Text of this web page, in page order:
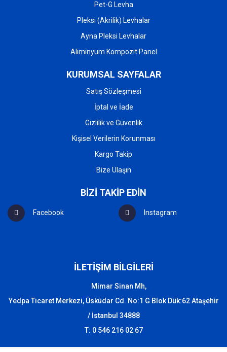
Gönder
Pet-G Levha
Pleksi (Akrilik) Levhalar
Ayna Pleksi Levhalar
Aliminyum Kompozit Panel
KURUMSAL SAYFALAR
Satış Sözleşmesi
İptal ve İade
Gizlilik ve Güvenlik
Kişisel Verilerin Korunması
Kargo Takip
Bize Ulaşın
BİZİ TAKİP EDİN
Facebook Instagram
İLETİŞİM BİLGİLERİ
Mimar Sinan Mh,
Yedpa Ticaret Merkezi, Üsküdar Cd. No:1 G Blok Dük:62 Ataşehir
/ İstanbul 34888
T: 0 546 216 02 67